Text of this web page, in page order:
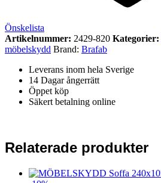
Önskelista
Artikelnummer: 2429-820 Kategorier:
möbelskydd Brand: Brafab
Leverans inom hela Sverige
14 Dagar ångerrätt
Öppet köp
Säkert betalning online
Relaterade produkter